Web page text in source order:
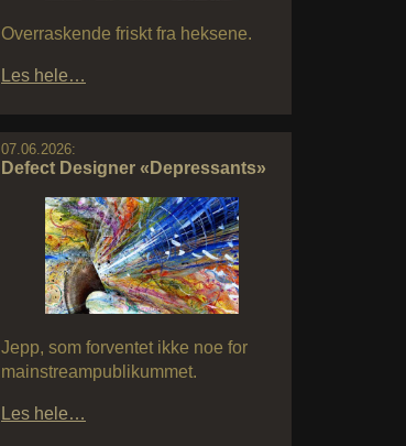
Overraskende friskt fra heksene.
Les hele…
07.06.2026:
Defect Designer «Depressants»
Jepp, som forventet ikke noe for
mainstreampublikummet.
Les hele…